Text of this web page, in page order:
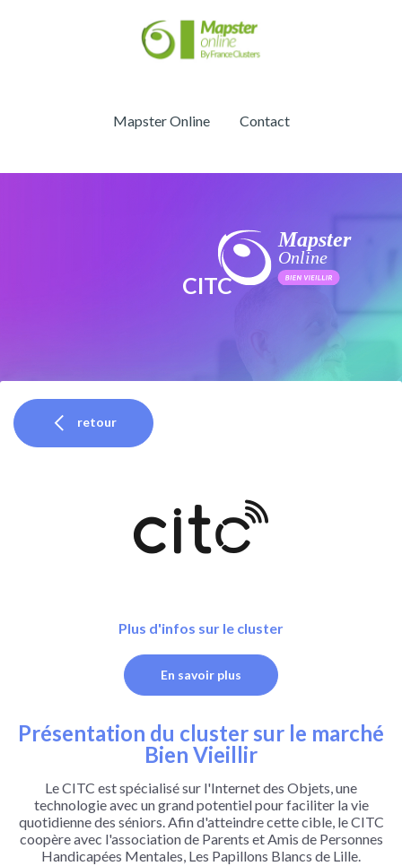
Mapster Online Contact
CITC
retour
Plus d'infos sur le cluster
En savoir plus
Présentation du cluster sur le marché
Bien Vieillir
Le CITC est spécialisé sur l'Internet des Objets, une
technologie avec un grand potentiel pour faciliter la vie
quotidienne des séniors. Afin d'atteindre cette cible, le CITC
coopère avec l'association de Parents et Amis de Personnes
Handicapées Mentales, Les Papillons Blancs de Lille.